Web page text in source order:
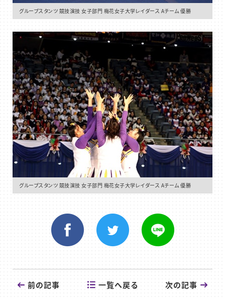
グループスタンツ 競技演技 女子部門 梅花女子大学レイダース Aチーム 優勝
グループスタンツ 競技演技 女子部門 梅花女子大学レイダース Aチーム 優勝
前の記事 一覧へ戻る 次の記事